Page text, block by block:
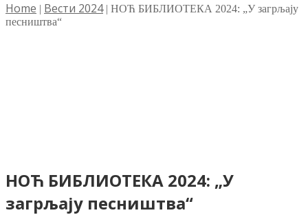
Home | Вести 2024 | НОЋ БИБЛИОТЕКА 2024: „У загрљају
песништва“
НОЋ БИБЛИОТЕКА 2024: „У
загрљају песништва“